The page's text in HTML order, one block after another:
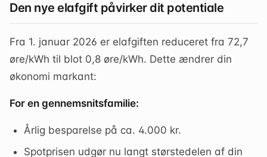
Den nye elafgift påvirker dit potentiale
Fra 1. januar 2026 er elafgiften reduceret fra 72,7
øre/kWh til blot 0,8 øre/kWh. Dette ændrer din
økonomi markant:
For en gennemsnitsfamilie:
Årlig besparelse på ca. 4.000 kr.
Spotprisen udgør nu langt størstedelen af din